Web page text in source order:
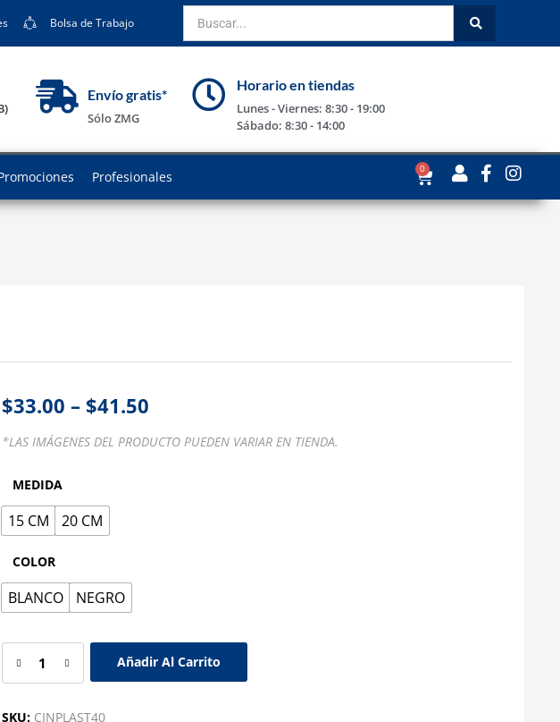
Bolsa de Trabajo
Envío gratis*
Sólo ZMG
Horario en tiendas
Lunes - Viernes: 8:30 - 19:00
Sábado: 8:30 - 14:00
Profesionales 0
$33.00 – $41.50
*LAS IMÁGENES DEL PRODUCTO PUEDEN VARIAR EN TIENDA.
MEDIDA
15 CM 20 CM
COLOR
BLANCO NEGRO
Añadir Al Carrito
SKU: CINPLAST40